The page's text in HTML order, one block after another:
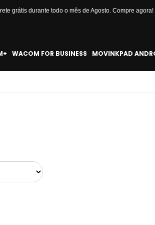
grátis durante todo o mês de Agosto. Compre agora!
WACOM FOR BUSINESS MOVINKPAD